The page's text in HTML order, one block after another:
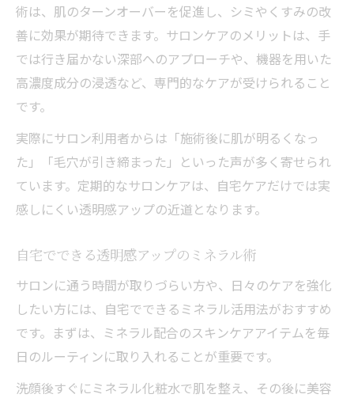
術は、肌のターンオーバーを促進し、シミやくすみの改
善に効果が期待できます。サロンケアのメリットは、手
では行き届かない深部へのアプローチや、機器を用いた
高濃度成分の浸透など、専門的なケアが受けられること
です。
実際にサロン利用者からは「施術後に肌が明るくなっ
た」「毛穴が引き締まった」といった声が多く寄せられ
ています。定期的なサロンケアは、自宅ケアだけでは実
感しにくい透明感アップの近道となります。
自宅でできる透明感アップのミネラル術
サロンに通う時間が取りづらい方や、日々のケアを強化
したい方には、自宅でできるミネラル活用法がおすすめ
です。まずは、ミネラル配合のスキンケアアイテムを毎
日のルーティンに取り入れることが重要です。
洗顔後すぐにミネラル化粧水で肌を整え、その後に美容